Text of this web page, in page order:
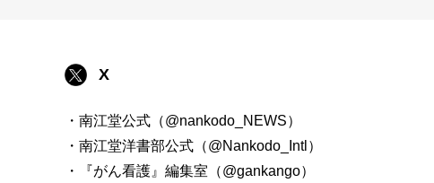
X
・南江堂公式（@nankodo_NEWS）
・南江堂洋書部公式（@Nankodo_Intl）
・『がん看護』編集室（@gankango）